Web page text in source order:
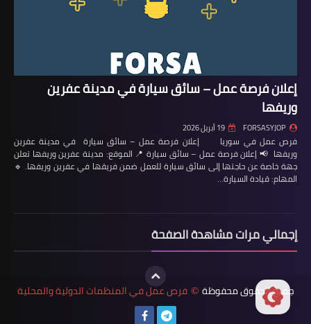
إعلان فرصة عمل – سائق سيارة في مدينة عفرين
وريفها
FORSASYJOP 19 أبريل 2026
فرص عمل في سوريا إعلان فرصة عمل – سائق سيارة في مدينة عفرين
وريفها 📢 إعلان فرصة عمل – سائق سيارة 📍 الموقع: مدينة عفرين وريفها تعلن
جهة خاصة عن حاجتها إلى سائق سيارة للعمل ضمن فريقها في عفرين وريفها. 🔹
المهام: قيادة السيارة…
إجمالي مرات مشاهدة الصفحة
جميع الحقوق محفوظة © فرص عمل في المنظمات الدولية والمحلية